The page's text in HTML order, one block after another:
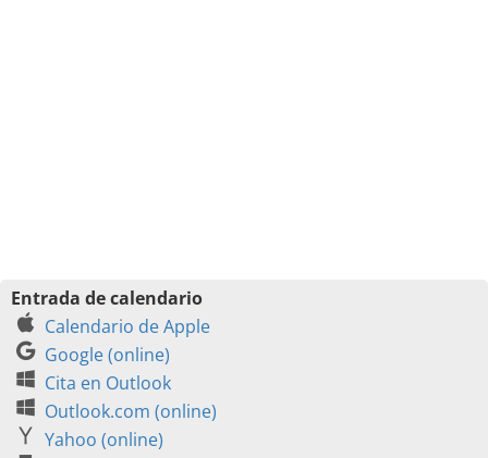
Entrada de calendario
Calendario de Apple
Google (online)
Cita en Outlook
Outlook.com (online)
Yahoo (online)